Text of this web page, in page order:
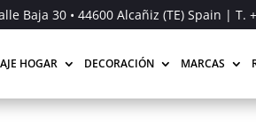
Baja 30 • 44600 Alcañiz (TE) Spain | T.
HOGAR DECORACIÓN MARCAS